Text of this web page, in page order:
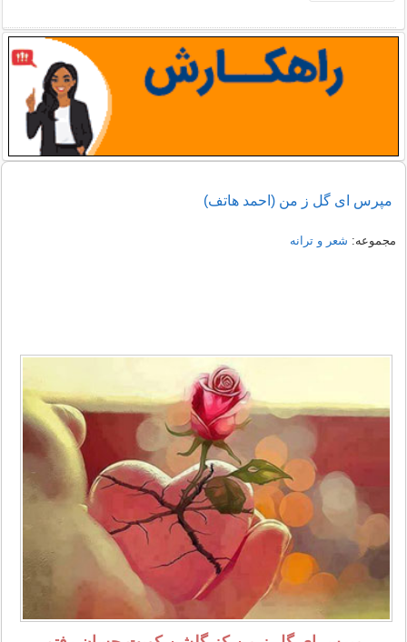
مپرس ای گل ز من (احمد هاتف)
مجموعه: شعر و ترانه